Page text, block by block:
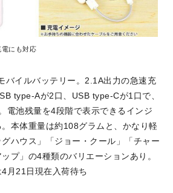
にも対応
バイルバッテリー。2.1A出力の急速充
type-Aが2口、USB type-Cが1口で、
電池残量を4段階で表示できるインジ
本体重量は約108グラムと、かなり軽
ハウス」「ジョー・クール」「チャー
プ」の4種類のバリエーションあり。
月21日現在入荷待ち